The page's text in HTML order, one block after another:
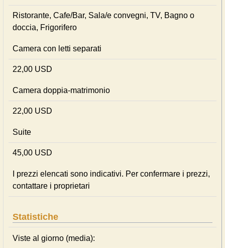
Ristorante, Cafe/Bar, Sala/e convegni, TV, Bagno o
doccia, Frigorifero
Camera con letti separati
22,00 USD
Camera doppia-matrimonio
22,00 USD
Suite
45,00 USD
I prezzi elencati sono indicativi. Per confermare i prezzi,
contattare i proprietari
Statistiche
Viste al giorno (media):